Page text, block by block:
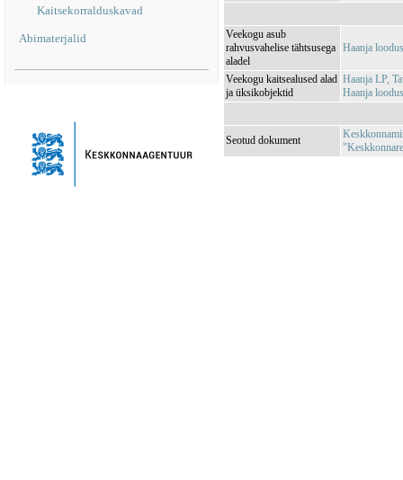
Kaitsekorralduskavad
Abimaterjalid
Veekogu asub
rahvusvahelise tähtsusega
aladel
Haanja
Veekogu kaitsealused alad
ja üksikobjektid
Haanja LP,
Haanja
Seotud dokument